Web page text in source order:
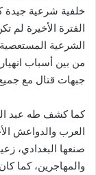
خلفية شرعية جيدة
الفترة الأخيرة لم
الشرعية
من بين أسباب
جبهات قتال مع
كما كشف طه عبد
العرب والدواعش
صنعها البغدادي،
والمهاجرين، كما